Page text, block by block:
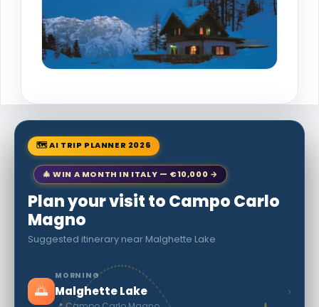
🗺 AI TRIP PLANNER 2026
🎄 WIN A MONTH IN ITALY — €10,000 →
Plan your visit to Campo Carlo
Magno
Suggested itinerary near Malghette Lake
🌅
MORNING
Malghette Lake ›